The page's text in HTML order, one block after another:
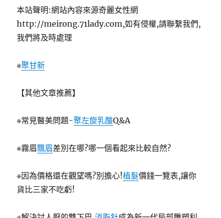
本站聲明:網站內容來源奇麗女性網
http://meirong.71lady.com,如有侵權,請聯繫我們,
我們將及時處理
※聚甘新
【其他文章推薦】
※常見醫美問題-聚左旋乳酸Q&A
※霧眉飄眉差別在哪?哪一個看起來比較自然?
※因為價格還在觀望嗎?別擔心!植髮價錢一覽表,讓你
貨比三家不吃虧!